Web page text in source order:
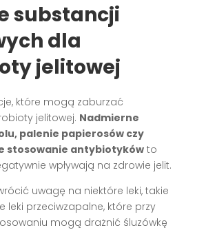
substancji
dla
jelitowej
które mogą zaburzać
jelitowej. Nadmierne
palenie papierosów czy
stosowanie antybiotyków to
wpływają na zdrowie jelit.
uwagę na niektóre leki, takie
leki przeciwzapalne, które przy
mogą drażnić śluzówkę